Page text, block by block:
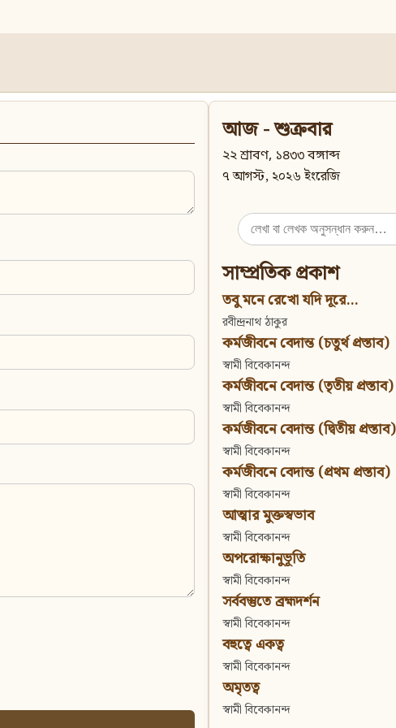
আজ - শুক্রবার
২২ শ্রাবণ, ১৪৩৩ বঙ্গাব্দ
৭ আগস্ট, ২০২৬ ইংরেজি
Search
for:
সাম্প্রতিক প্রকাশ
তবু মনে রেখো যদি দূরে...
রবীন্দ্রনাথ ঠাকুর
কর্মজীবনে বেদান্ত (চতুর্থ প্রস্তাব)
স্বামী বিবেকানন্দ
কর্মজীবনে বেদান্ত (তৃতীয় প্রস্তাব)
স্বামী বিবেকানন্দ
কর্মজীবনে বেদান্ত (দ্বিতীয় প্রস্তাব)
স্বামী বিবেকানন্দ
কর্মজীবনে বেদান্ত (প্রথম প্রস্তাব)
স্বামী বিবেকানন্দ
আত্মার মুক্তস্বভাব
স্বামী বিবেকানন্দ
অপরোক্ষানুভূতি
স্বামী বিবেকানন্দ
সর্ববস্তুতে ব্রহ্মদর্শন
স্বামী বিবেকানন্দ
বহুত্বে একত্ব
স্বামী বিবেকানন্দ
অমৃতত্ব
স্বামী বিবেকানন্দ